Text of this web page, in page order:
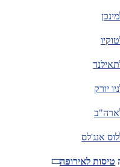
יורק
אנג'לס
טיסות לאירופה